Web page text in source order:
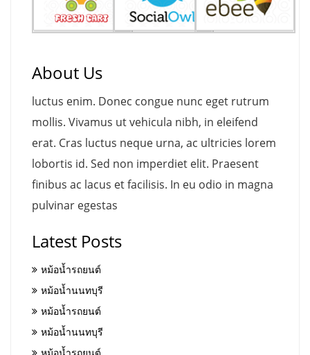
About Us
luctus enim. Donec congue nunc eget rutrum
mollis. Vivamus ut vehicula nibh, in eleifend
erat. Cras luctus neque urna, ac ultricies lorem
lobortis id. Sed non imperdiet elit. Praesent
finibus ac lacus et facilisis. In eu odio in magna
pulvinar egestas
Latest Posts
หม้อน้ำรถยนต์
หม้อน้ำนนทบุรี
หม้อน้ำรถยนต์
หม้อน้ำนนทบุรี